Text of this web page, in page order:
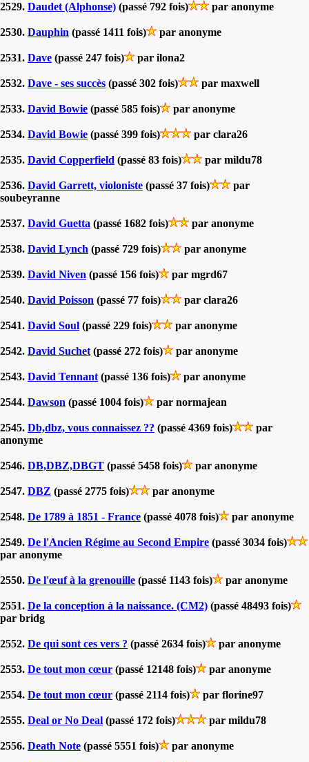
2529. Daudet (Alphonse) (passé 792 fois) par anonyme
2530. Dauphin (passé 1411 fois) par anonyme
2531. Dave (passé 247 fois) par ilona2
2532. Dave - ses succès (passé 302 fois) par maxwell
2533. David Bowie (passé 585 fois) par anonyme
2534. David Bowie (passé 399 fois) par clara26
2535. David Copperfield (passé 83 fois) par mildu78
2536. David Garrett, violoniste (passé 37 fois)
par
soubeyranne
2537. David Guetta (passé 1682 fois) par anonyme
2538. David Lynch (passé 729 fois) par anonyme
2539. David Niven (passé 156 fois) par mgrd67
2540. David Poisson (passé 77 fois) par clara26
2541. David Soul (passé 229 fois) par anonyme
2542. David Suchet (passé 272 fois) par anonyme
2543. David Tennant (passé 136 fois) par anonyme
2544. Dawson (passé 1004 fois) par normajean
2545. Db,dbz, vous connaissez ?? (passé 4369 fois)
par
anonyme
2546. DB,DBZ,DBGT (passé 5458 fois) par anonyme
2547. DBZ (passé 2775 fois) par anonyme
2548. De 1789 à 1851 - France (passé 4078 fois) par anonyme
2549. De l'Ancien Régime au Second Empire (passé 3034 fois)
par anonyme
2550. De l'œuf à la grenouille (passé 1143 fois) par anonyme
2551. De la conception à la naissance. (CM2) (passé 48493 fois)
par bridg
2552. De qui sont ces vers ? (passé 2634 fois) par anonyme
2553. De tout mon cœur (passé 12148 fois) par anonyme
2554. De tout mon cœur (passé 2114 fois) par florine97
2555. Deal or No Deal (passé 172 fois) par mildu78
2556. Death Note (passé 5551 fois) par anonyme